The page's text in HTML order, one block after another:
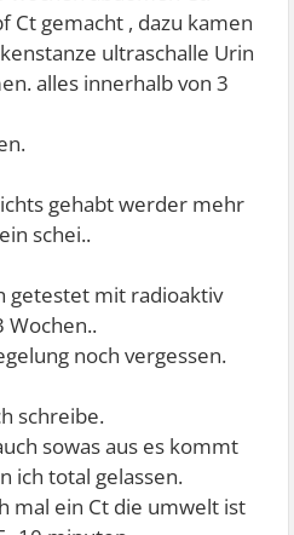
Ct gemacht , dazu kamen
ultraschalle Urin
alles innerhalb von 3
gehabt werder mehr
schei..
getestet mit radioaktiv
Wochen..
noch vergessen.
schreibe.
sowas aus es kommt
ich total gelassen.
mal ein Ct die umwelt ist